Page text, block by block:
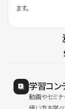
ます。
学習コン
動画やセミナ